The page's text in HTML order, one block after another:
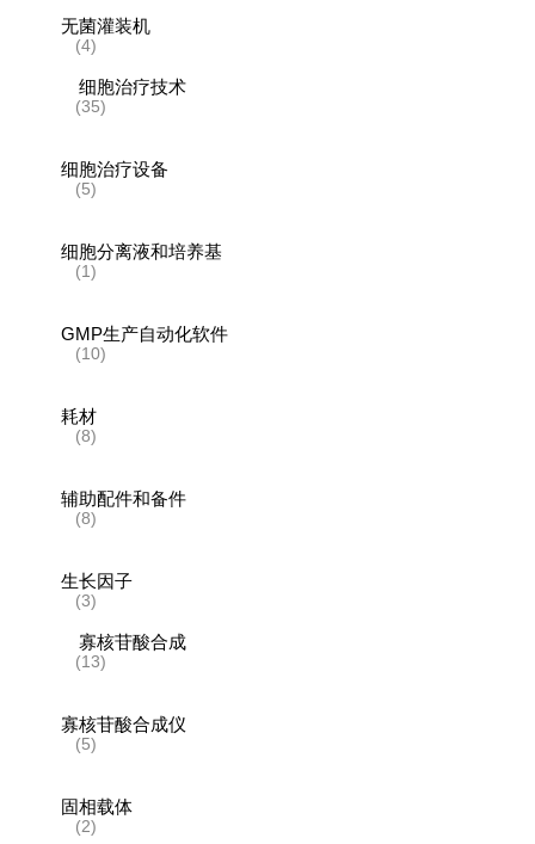
无菌灌装机
(4)
细胞治疗技术
(35)
细胞治疗设备
(5)
细胞分离液和培养基
(1)
GMP生产自动化软件
(10)
耗材
(8)
辅助配件和备件
(8)
生长因子
(3)
寡核苷酸合成
(13)
寡核苷酸合成仪
(5)
固相载体
(2)